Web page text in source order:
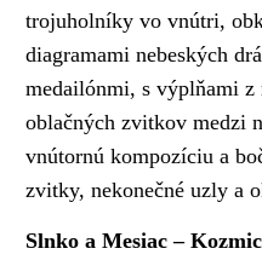
trojuholníky vo vnútri,
diagramami nebeských
medailónmi, s výplňami z
oblačných zvitkov medzi
vnútornú kompozíciu a
zvitky, nekonečné uzly a
Slnko a Mesiac –